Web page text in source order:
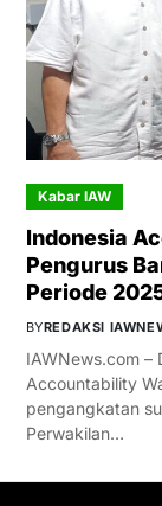
Kabar IAW
Indonesia
Pengurus
Periode
BYREDAKSI
IAWNews.com –
Accountability
pengangkatan
Perwakilan…